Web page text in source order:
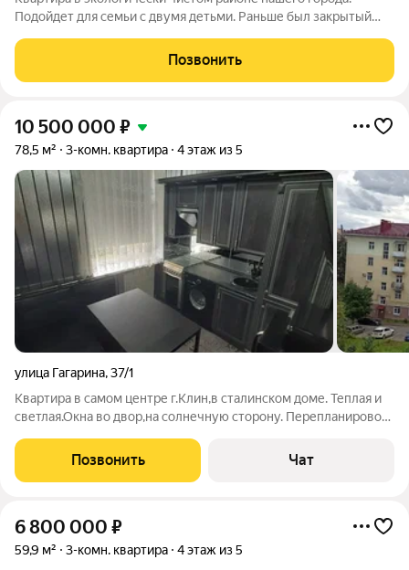
Подойдет для семьи с двумя детьми. Раньше был закрытый
микрорайона составляют военные. Рядом есть все
необходимое для полноценной жизни: лес, парк,
Позвонить
10 500 000 ₽
78,5 м² 3-комн. квартира 4 этаж из 5
улица Гагарина,37/1
Квартира в самом центре г.Клин,в сталинском доме. Теплая и
светлая.Окна во двор,на солнечную сторону. Перепланировок
сталинской застройки. Высокие потолки,все комнаты
изолированные 18, 15.5, 15.6
Позвонить Чат
6 800 000 ₽
59,9 м² 3-комн. квартира 4 этаж из 5